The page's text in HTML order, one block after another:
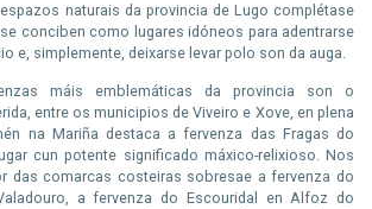
naturais da provincia de Lugo complétase
conciben como lugares idóneos para adentrarse
e, simplemente, deixarse levar polo son da auga.
máis emblemáticas da provincia son o
entre os municipios de Viveiro e Xove, en plena
na Mariña destaca a fervenza das Fragas do
cun potente significado máxico-relixioso. Nos
das comarcas costeiras sobresae a fervenza do
a fervenza do Escouridal en Alfoz do